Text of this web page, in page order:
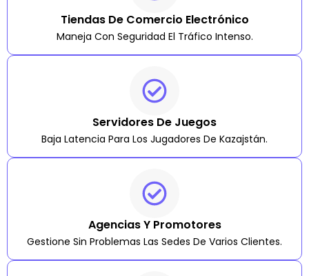
Tiendas De Comercio Electrónico
Maneja Con Seguridad El Tráfico Intenso.
Servidores De Juegos
Baja Latencia Para Los Jugadores De Kazajstán.
Agencias Y Promotores
Gestione Sin Problemas Las Sedes De Varios Clientes.